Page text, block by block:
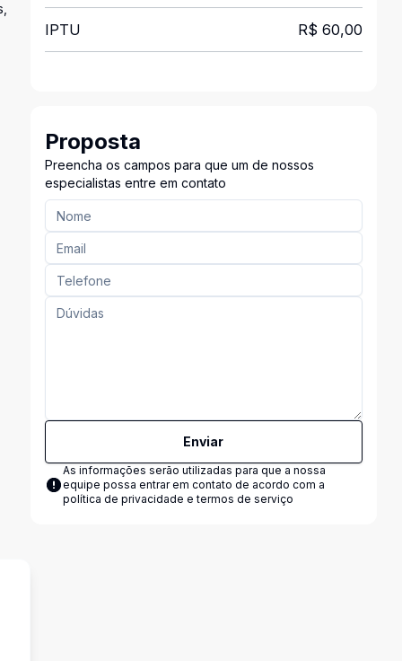
IPTU R$ 60,00
Proposta
Preencha os campos para que um de nossos
especialistas entre em contato
Enviar
As informações serão utilizadas para que a nossa
equipe possa entrar em contato de acordo com a
política de privacidade e termos de serviço